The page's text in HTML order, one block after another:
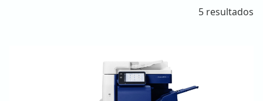
5 resultados